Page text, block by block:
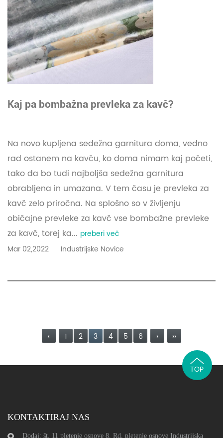
Kaj pa bombažna prevleka za kavč?
Na novo kupljena sedežna garnitura doma, vedno
rad ostanem na kavču, ko doma nimam kaj početi,
tako da bo tudi najboljša sedežna garnitura
obrabljena in umazana. V tem času je prevleka za
kavč zelo priročna. Na splošno so v življenju
običajne prevleke za kavč vse bombažne prevleke
za kavč, torej ka... preberi več
Mar 02,2022
Industrijske Novice
‹ 1 2 3 4 5 6 › ››
KONTAKTIRAJ NAS
Dodaj: št. 11 pletenje osnove 8. Rd, pletenje osnove Industrijska
TOP